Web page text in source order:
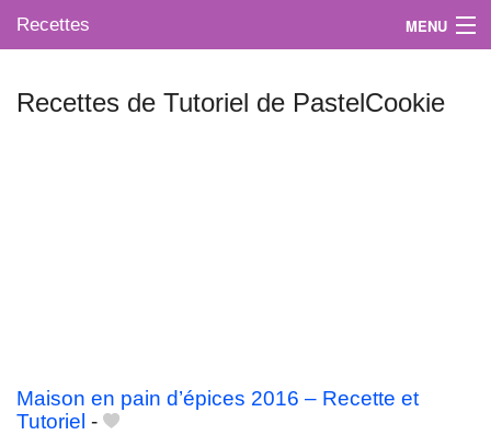
Recettes MENU
Recettes de Tutoriel de PastelCookie
Maison en pain d’épices 2016 – Recette et
Tutoriel -